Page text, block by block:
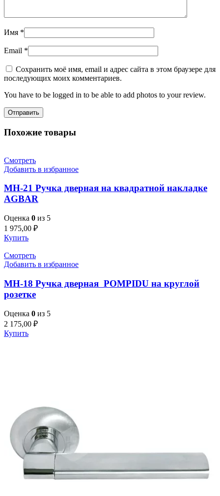
Имя *
Email *
Сохранить моё имя, email и адрес сайта в этом браузере для
последующих моих комментариев.
You have to be logged in to be able to add photos to your review.
Похожие товары
Смотреть
Добавить в избранное
MH-21 Ручка дверная на квадратной накладке
AGBAR
Оценка 0 из 5
1 975,00 ₽
Купить
Смотреть
Добавить в избранное
MH-18 Ручка дверная POMPIDU на круглой
розетке
Оценка 0 из 5
2 175,00 ₽
Купить